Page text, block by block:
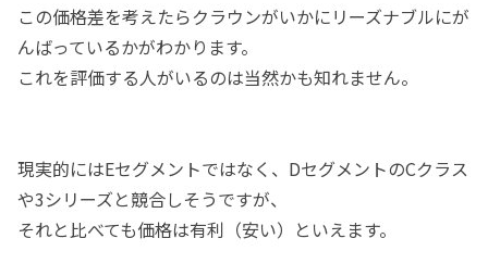
この価格差を考えたらクラウンがいかにリーズナブルにが
んばっているかがわかります。
これを評価する人がいるのは当然かも知れません。
現実的にはEセグメントではなく、DセグメントのCクラス
や3シリーズと競合しそうですが、
それと比べても価格は有利（安い）といえます。